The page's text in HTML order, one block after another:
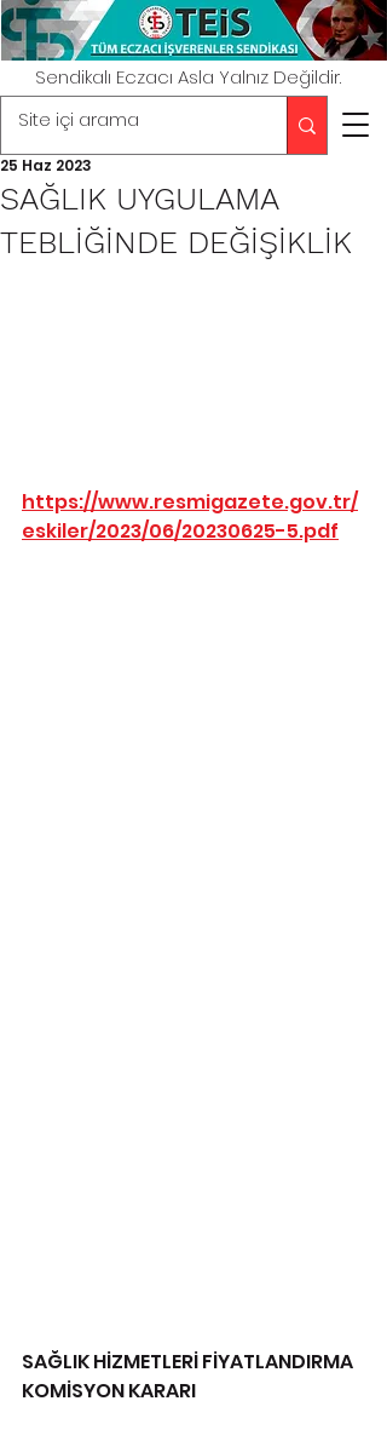
Sendikalı Eczacı Asla Yalnız Değildir.
SAĞLIK UYGULAMA
TEBLİĞİNDE DEĞİŞİKLİK
25 Haz 2023
https://www.resmigazete.gov.tr/
eskiler/2023/06/20230625-5.pdf
SAĞLIK HİZMETLERİ FİYATLANDIRMA
KOMİSYON KARARI